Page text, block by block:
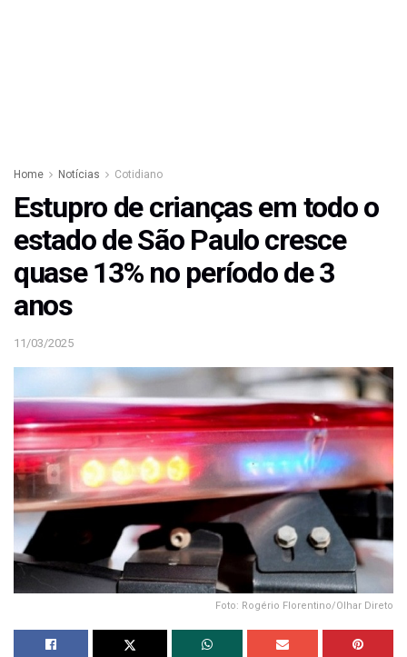
Home Notícias Cotidiano
Estupro de crianças em todo o
estado de São Paulo cresce
quase 13% no período de 3
anos
11/03/2025
Foto: Rogério Florentino/Olhar Direto